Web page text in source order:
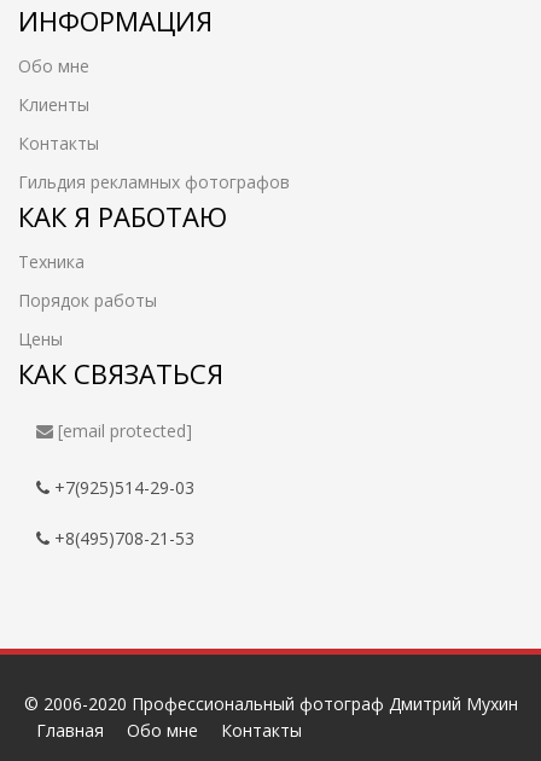
ИНФОРМАЦИЯ
Обо мне
Клиенты
Контакты
Гильдия рекламных фотографов
КАК Я РАБОТАЮ
Техника
Порядок работы
Цены
КАК СВЯЗАТЬСЯ
[email protected]
+7(925)514-29-03
+8(495)708-21-53
© 2006-2020 Профессиональный фотограф Дмитрий Мухин
Главная
Обо мне Контакты